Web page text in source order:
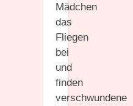
Mädchen
das
Fliegen
bei
und
finden
verschwundene